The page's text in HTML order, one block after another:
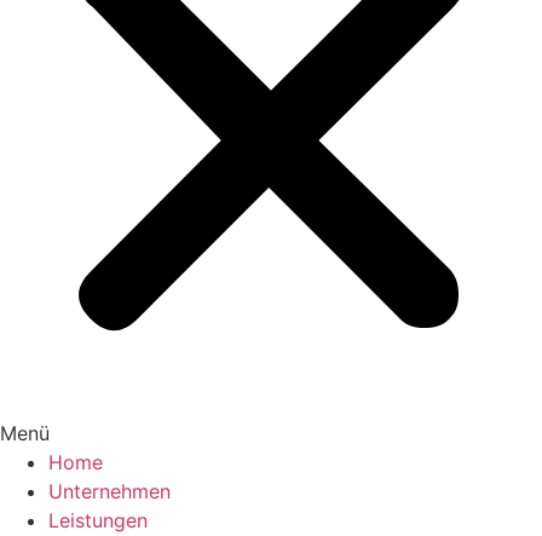
Menü
Home
Unternehmen
Leistungen